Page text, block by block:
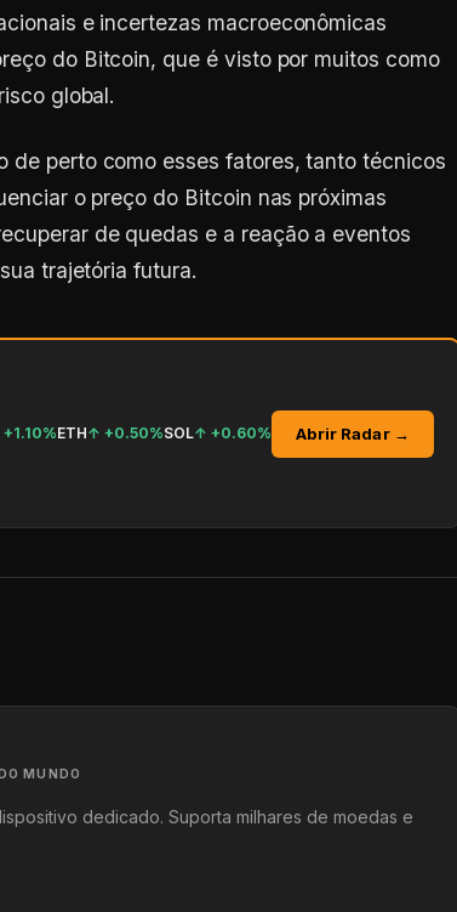
e incertezas macroeconômicas
do Bitcoin, que é visto por muitos como
global.
de perto como esses fatores, tanto técnicos
o preço do Bitcoin nas próximas
de quedas e a reação a eventos
trajetória futura.
+1.10%ETH↑ +0.50%SOL↑ +0.60% Abrir Radar →
MUNDO
dedicado. Suporta milhares de moedas e